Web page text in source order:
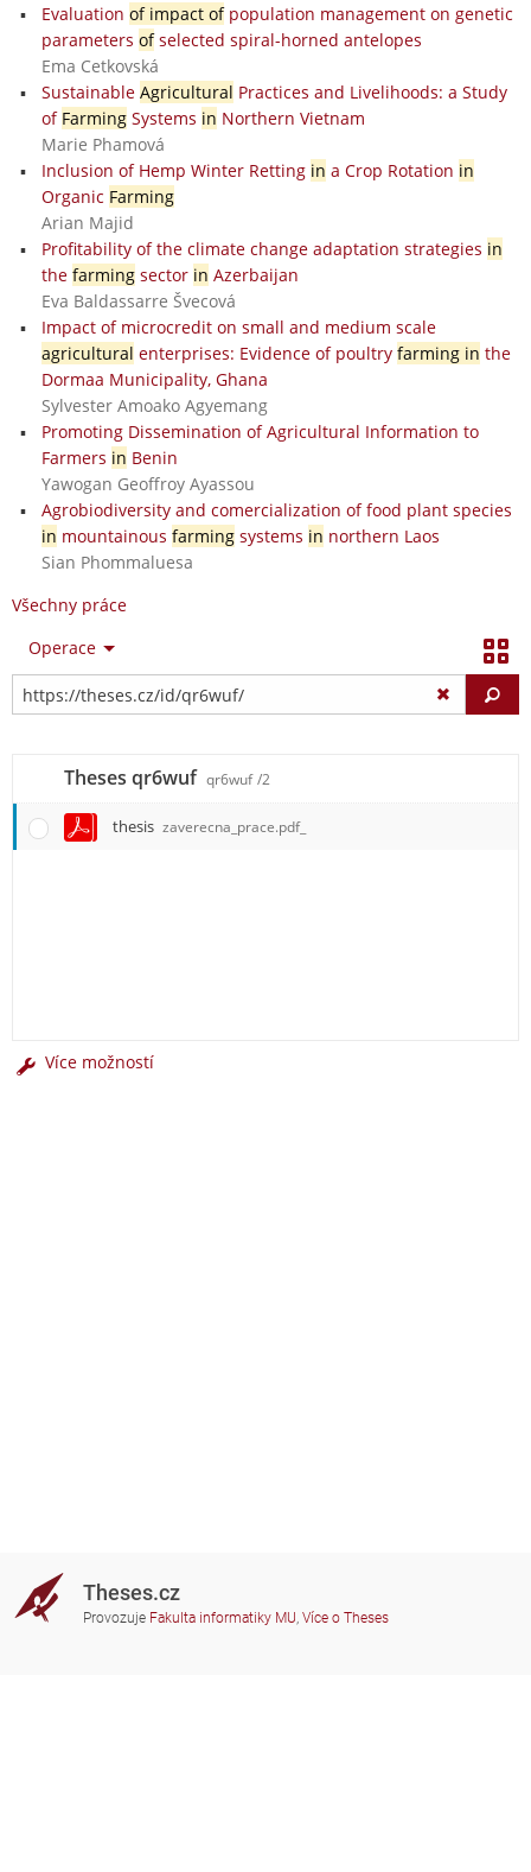
Evaluation of impact ofpopulation management on genetic
parameters ofselected spiral-horned antelopes
Ema Cetkovská
Sustainable Agricultural Practices and Livelihoods: a Study
of FarmingSystems in Northern Vietnam
Marie Phamová
Inclusion of Hemp Winter Retting in a Crop Rotation in
Organic Farming
Arian Majid
Profitability of the climate change adaptation strategies in
the farmingsector in Azerbaijan
Eva Baldassarre Švecová
Impact of microcredit on small and medium scale
agricultural enterprises: Evidence of poultry farming in the
Dormaa Municipality, Ghana
Sylvester Amoako Agyemang
Promoting Dissemination of Agricultural Information to
Farmers in Benin
Yawogan Geoffroy Ayassou
Agrobiodiversity and comercialization of food plant species
in mountainous farmingsystems in northern Laos
Sian Phommaluesa
Všechny práce
Operace
Theses qr6wuf qr6wuf /2
thesis zaverecna_prace.pdf_
Více možností
Theses.cz
Provozuje Fakulta informatiky MU, Více o Theses